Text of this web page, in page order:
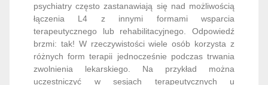
psychiatry często zastanawiają się nad możliwością
łączenia L4 z innymi formami wsparcia
terapeutycznego lub rehabilitacyjnego. Odpowiedź
brzmi: tak! W rzeczywistości wiele osób korzysta z
różnych form terapii jednocześnie podczas trwania
zwolnienia lekarskiego. Na przykład można
uczestniczyć w sesjach terapeutycznych u